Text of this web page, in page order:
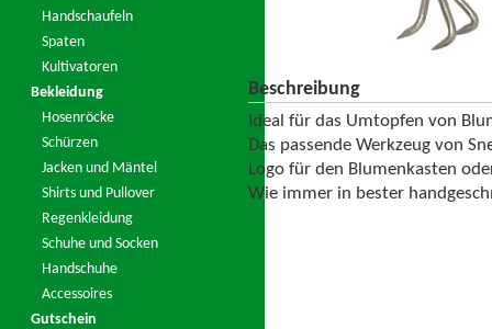
Handschaufeln
Spaten
Kultivatoren
Bekleidung
Hosenröcke
Schürzen
Jacken und Mäntel
Shirts und Pullover
Regenkleidung
Schuhe und Socken
Handschuhe
Accessoires
Gutschein
Beschreibung
Ideal für das Umtopfen von
Das passende Werkzeug von
Logo für den Blumenkasten
Wie immer in bester